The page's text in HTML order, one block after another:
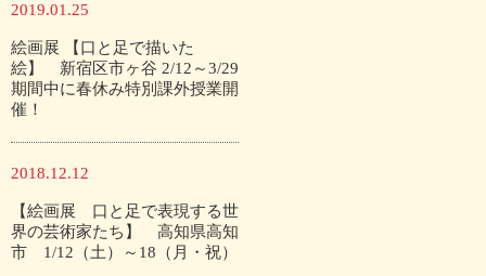
2019.01.25
絵画展 【口と足で描いた
絵】 新宿区市ヶ谷 2/12～3/29
期間中に春休み特別課外授業開
催！
2018.12.12
【絵画展 口と足で表現する世
界の芸術家たち】 高知県高知
市 1/12（土）～18（月・祝）